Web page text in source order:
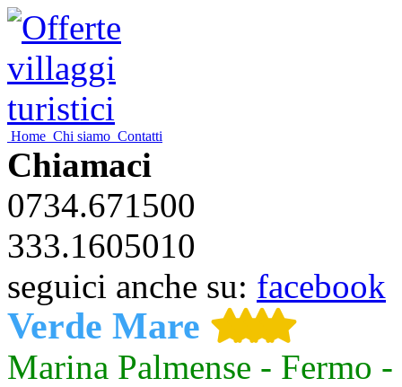
Home Chi siamo Contatti
Chiamaci
0734.671500
333.1605010
seguici anche su: facebook
Verde Mare
Marina Palmense - Fermo